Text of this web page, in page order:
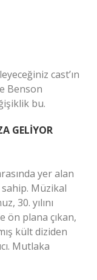
cast’ın
Benson
bu.
GELİYOR
yer alan
Müzikal
30. yılını
ön plana çıkan,
kült diziden
Mutlaka